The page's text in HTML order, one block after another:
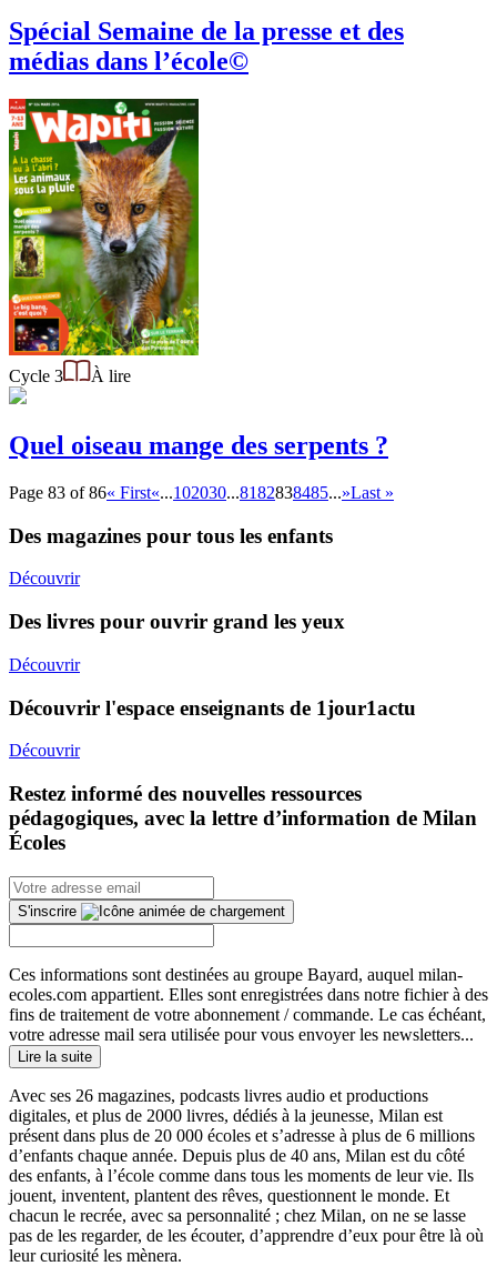
Spécial Semaine de la presse et des
médias dans l’école©
Cycle 3 À lire
Quel oiseau mange des serpents ?
Page 83 of 86« First«...102030...8182838485...»Last »
Des magazines pour tous les enfants
Découvrir
Des livres pour ouvrir grand les yeux
Découvrir
Découvrir l'espace enseignants de 1jour1actu
Découvrir
Restez informé des nouvelles ressources
pédagogiques, avec la lettre d’information de Milan
Écoles
S'inscrire
Ces informations sont destinées au groupe Bayard, auquel milan-
ecoles.com appartient. Elles sont enregistrées dans notre fichier à des
fins de traitement de votre abonnement / commande. Le cas échéant,
votre adresse mail sera utilisée pour vous envoyer les newsletters...
Lire la suite
Avec ses 26 magazines, podcasts livres audio et productions
digitales, et plus de 2000 livres, dédiés à la jeunesse, Milan est
présent dans plus de 20 000 écoles et s’adresse à plus de 6 millions
d’enfants chaque année. Depuis plus de 40 ans, Milan est du côté
des enfants, à l’école comme dans tous les moments de leur vie. Ils
jouent, inventent, plantent des rêves, questionnent le monde. Et
chacun le recrée, avec sa personnalité ; chez Milan, on ne se lasse
pas de les regarder, de les écouter, d’apprendre d’eux pour être là où
leur curiosité les mènera.